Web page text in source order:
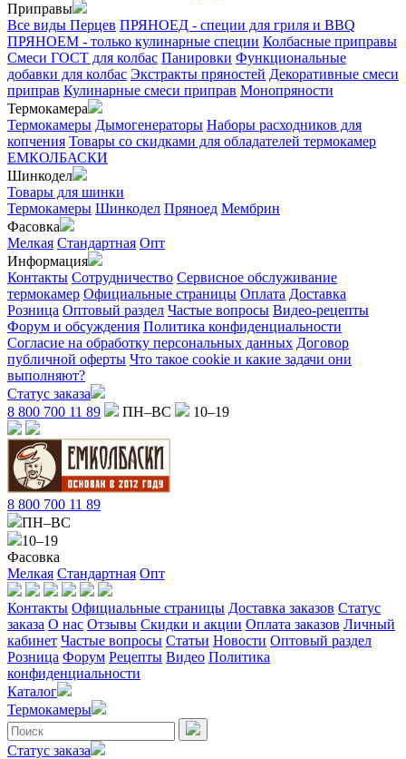
Приправы
Все виды Перцев ПРЯНОЕД - специи для гриля и BBQ
ПРЯНОЕМ - только кулинарные специи Колбасные приправы
Смеси ГОСТ для колбас Панировки Функциональные
добавки для колбас Экстракты пряностей Декоративные смеси
приправ Кулинарные смеси приправ Монопряности
Термокамера
Термокамеры Дымогенераторы Наборы расходников для
копчения Товары со скидками для обладателей термокамер
ЕМКОЛБАСКИ
Шинкодел
Товары для шинки
Термокамеры Шинкодел Пряноед Мембрин
Фасовка
Мелкая Стандартная Опт
Информация
Контакты Сотрудничество Сервисное обслуживание
термокамер Официальные страницы Оплата Доставка
Розница Оптовый раздел Частые вопросы Видео-рецепты
Форум и обсуждения Политика конфиденциальности
Согласие на обработку персональных данных Договор
публичной оферты Что такое cookie и какие задачи они
выполняют?
Статус заказа
8 800 700 11 89
ПН–ВС 10–19
8 800 700 11 89
ПН–ВС
10–19
Фасовка
Мелкая Стандартная Опт
Контакты Официальные страницы Доставка заказов Статус
заказа О нас Отзывы Скидки и акции Оплата заказов Личный
кабинет Частые вопросы Статьи Новости Оптовый раздел
Розница Форум Рецепты Видео Политика
конфиденциальности
Каталог
Термокамеры
Статус заказа